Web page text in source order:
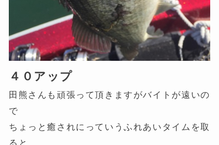
４０アップ
田熊さんも頑張って頂きますがバイトが遠いの
で
ちょっと癒されにっていうふれあいタイムを取
ると